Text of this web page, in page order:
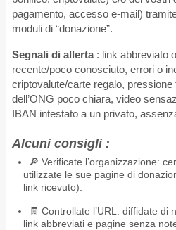
pagamento, accesso e-mail)
moduli di “donazione”.
Segnali di allerta: link abbreviato
recente/poco conosciuto, errori o
criptovalute/carte regalo, pressione
dell’ONG poco chiara, video
IBAN intestato a un privato,
Alcuni consigli :
🔎 Verificate l’organizzazione:
utilizzate le sue pagine di
link ricevuto).
🧾 Controllate l’URL: diffidate di
link abbreviati e pagine senza